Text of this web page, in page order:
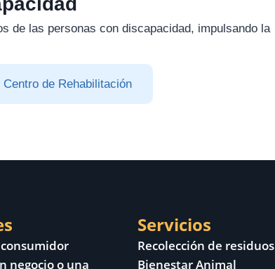
de las personas con discapacidad, impulsando la
Centro de Rehabilitación
negocio o una
Servicios
Recolección de residuos
Bienestar Animal